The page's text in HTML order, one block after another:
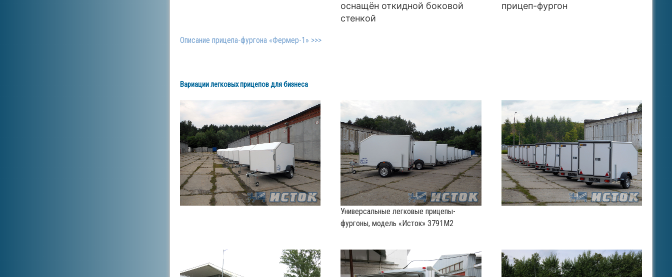
оснащён откидной боковой
стенкой
прицеп-фургон
Описание прицепа-фургона «Фермер-1» >>>
Вариации легковых прицепов для бизнеса
Универсальные легковые прицепы-
фургоны, модель «Исток» 3791М2